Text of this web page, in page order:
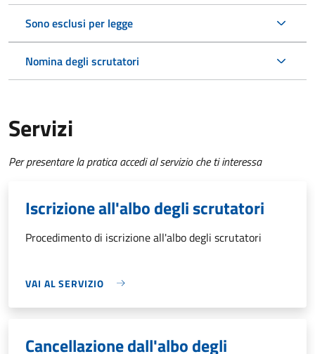
Sono esclusi per legge
Nomina degli scrutatori
Servizi
Per presentare la pratica accedi al servizio che ti interessa
Iscrizione all'albo degli scrutatori
Procedimento di iscrizione all'albo degli scrutatori
VAI AL SERVIZIO
Cancellazione dall'albo degli